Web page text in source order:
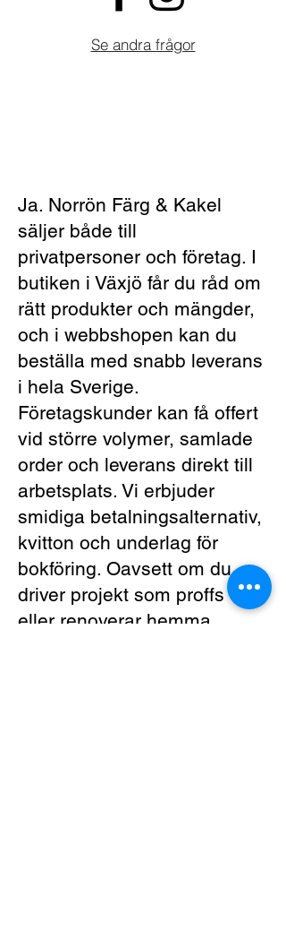
Se andra frågor
Ja. Norrön Färg & Kakel
säljer både till
privatpersoner och företag. I
butiken i Växjö får du råd om
rätt produkter och mängder,
och i webbshopen kan du
beställa med snabb leverans
i hela Sverige.
Företagskunder kan få offert
vid större volymer, samlade
order och leverans direkt till
arbetsplats. Vi erbjuder
smidiga betalningsalternativ,
kvitton och underlag för
bokföring. Oavsett om du
driver projekt som proffs
eller renoverar hemma